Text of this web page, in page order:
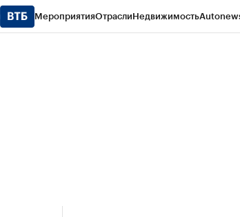
МероприятияОтраслиНедвижимость